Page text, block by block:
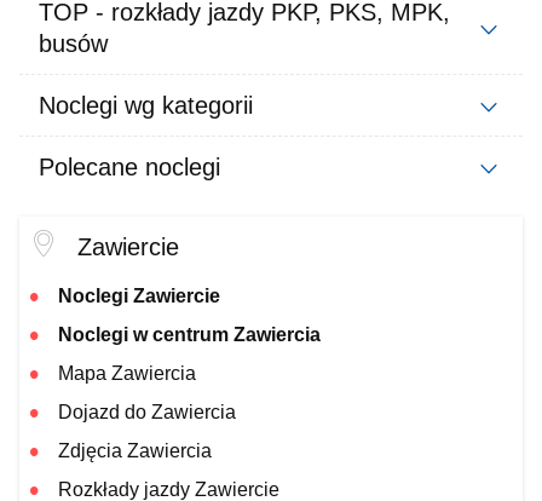
TOP - rozkłady jazdy PKP, PKS, MPK,
busów
Noclegi wg kategorii
Polecane noclegi
Zawiercie
Noclegi Zawiercie
Noclegi w centrum Zawiercia
Mapa Zawiercia
Dojazd do Zawiercia
Zdjęcia Zawiercia
Rozkłady jazdy Zawiercie